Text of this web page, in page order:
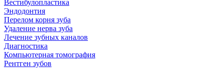
Вестибулопластика
Эндодонтия
Перелом корня зуба
Удаление нерва зуба
Лечение зубных каналов
Диагностика
Компьютерная томография
Рентген зубов